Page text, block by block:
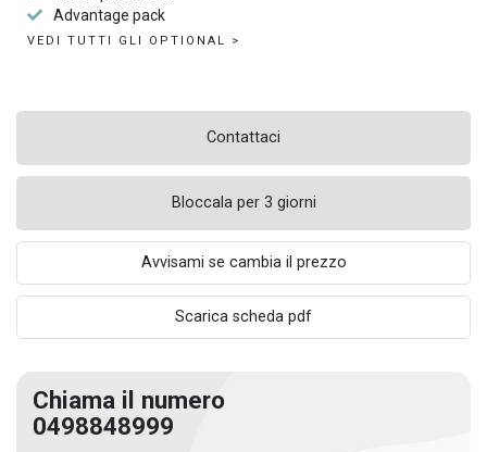
Advantage pack
VEDI TUTTI GLI OPTIONAL >
Contattaci
Bloccala per 3 giorni
Avvisami se cambia il prezzo
Scarica scheda pdf
Chiama il numero
0498848999